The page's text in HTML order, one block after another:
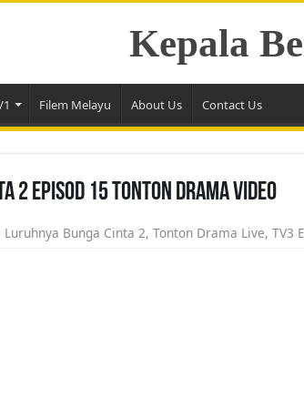
Kepala
Filem Melayu About Us Contact Us
2 Episod 15 Tonton Drama Video
Luruhnya Bunga Cinta 2, Tonton Drama Live, TV3